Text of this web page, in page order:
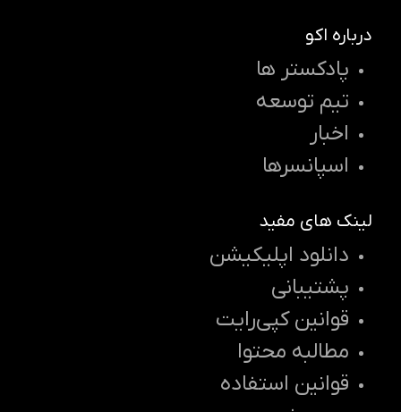
درباره اکو
پادکستر ها
تیم توسعه
اخبار
اسپانسرها
لینک های مفید
دانلود اپلیکیشن
پشتیبانی
قوانین کپی‌رایت
مطالبه محتوا
قوانین استفاده